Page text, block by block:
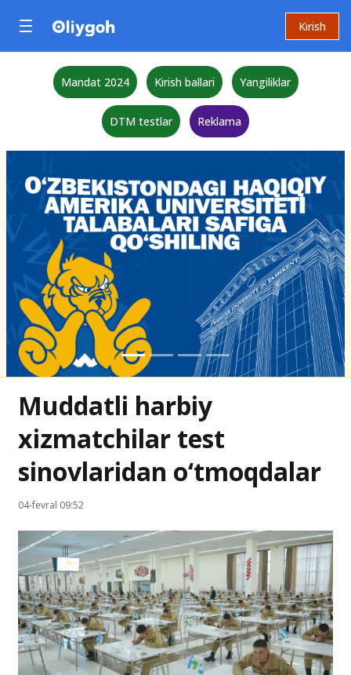
Kirish
Mandat 2024 Kirish ballari Yangiliklar
DTM testlar Reklama
Muddatli harbiy
xizmatchilar test
sinovlaridan o‘tmoqdalar
04-fevral 09:52